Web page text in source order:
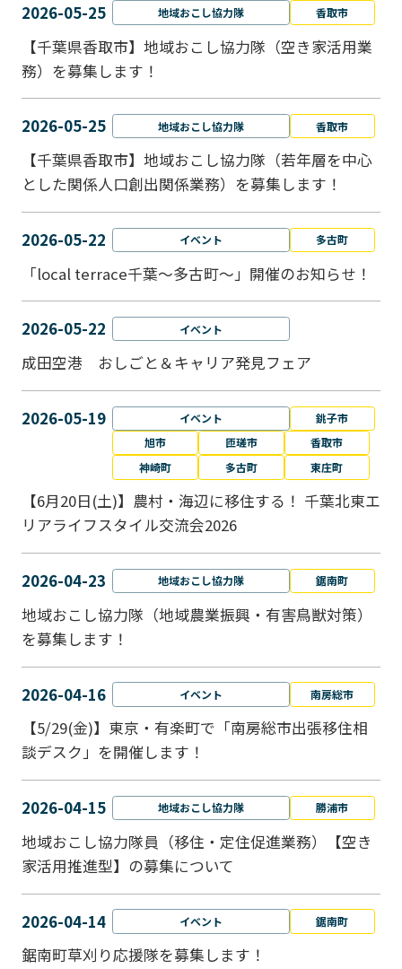
2026-05-25 地域おこし協力隊 香取市
【千葉県香取市】地域おこし協力隊（空き家活用業
務）を募集します！
2026-05-25 地域おこし協力隊 香取市
【千葉県香取市】地域おこし協力隊（若年層を中心
とした関係人口創出関係業務）を募集します！
2026-05-22 イベント 多古町
「local terrace千葉～多古町～」開催のお知らせ！
2026-05-22 イベント
成田空港 おしごと＆キャリア発見フェア
2026-05-19 イベント
銚子市
旭市
匝瑳市
香取市
神崎町
多古町 東庄町
【6月20日(土)】農村・海辺に移住する！ 千葉北東エ
リアライフスタイル交流会2026
2026-04-23 地域おこし協力隊 鋸南町
地域おこし協力隊（地域農業振興・有害鳥獣対策）
を募集します！
2026-04-16 イベント 南房総市
【5/29(金)】東京・有楽町で「南房総市出張移住相
談デスク」を開催します！
2026-04-15 地域おこし協力隊 勝浦市
地域おこし協力隊員（移住・定住促進業務）【空き
家活用推進型】の募集について
2026-04-14 イベント 鋸南町
鋸南町草刈り応援隊を募集します！